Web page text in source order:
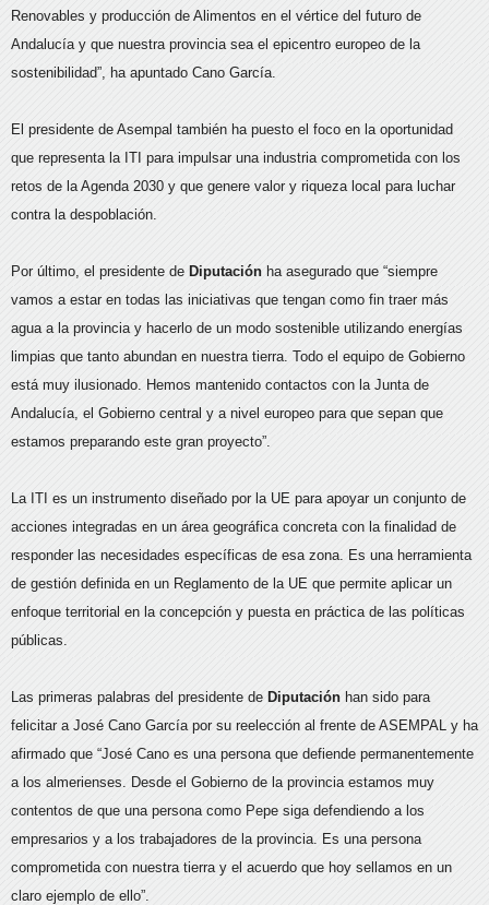
Renovables y producción de Alimentos en el vértice del futuro de
Andalucía y que nuestra provincia sea el epicentro europeo de la
sostenibilidad”, ha apuntado Cano García.
El presidente de Asempal también ha puesto el foco en la oportunidad
que representa la ITI para impulsar una industria comprometida con los
retos de la Agenda 2030 y que genere valor y riqueza local para luchar
contra la despoblación.
Por último, el presidente de Diputación ha asegurado que “siempre
vamos a estar en todas las iniciativas que tengan como fin traer más
agua a la provincia y hacerlo de un modo sostenible utilizando energías
limpias que tanto abundan en nuestra tierra. Todo el equipo de Gobierno
está muy ilusionado. Hemos mantenido contactos con la Junta de
Andalucía, el Gobierno central y a nivel europeo para que sepan que
estamos preparando este gran proyecto”.
La ITI es un instrumento diseñado por la UE para apoyar un conjunto de
acciones integradas en un área geográfica concreta con la finalidad de
responder las necesidades específicas de esa zona. Es una herramienta
de gestión definida en un Reglamento de la UE que permite aplicar un
enfoque territorial en la concepción y puesta en práctica de las políticas
públicas.
Las primeras palabras del presidente de Diputación han sido para
felicitar a José Cano García por su reelección al frente de ASEMPAL y ha
afirmado que “José Cano es una persona que defiende permanentemente
a los almerienses. Desde el Gobierno de la provincia estamos muy
contentos de que una persona como Pepe siga defendiendo a los
empresarios y a los trabajadores de la provincia. Es una persona
comprometida con nuestra tierra y el acuerdo que hoy sellamos en un
claro ejemplo de ello”.